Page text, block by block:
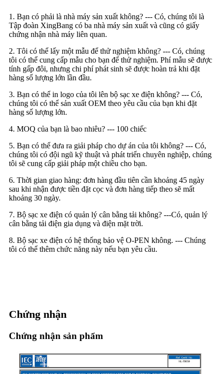
1. Bạn có phải là nhà máy sản xuất không? --- Có, chúng tôi là
Tập đoàn XingBang có ba nhà máy sản xuất và cũng có giấy
chứng nhận nhà máy liên quan.
2. Tôi có thể lấy một mẫu để thử nghiệm không? --- Có, chúng
tôi có thể cung cấp mẫu cho bạn để thử nghiệm. Phí mẫu sẽ được
tính gấp đôi, nhưng chi phí phát sinh sẽ được hoàn trả khi đặt
hàng số lượng lớn lần đầu.
3. Bạn có thể in logo của tôi lên bộ sạc xe điện không? --- Có,
chúng tôi có thể sản xuất OEM theo yêu cầu của bạn khi đặt
hàng số lượng lớn.
4. MOQ của bạn là bao nhiêu? --- 100 chiếc
5. Bạn có thể đưa ra giải pháp cho dự án của tôi không? --- Có,
chúng tôi có đội ngũ kỹ thuật và phát triển chuyên nghiệp, chúng
tôi sẽ cung cấp giải pháp một chiều cho bạn.
6. Thời gian giao hàng: đơn hàng đầu tiên cần khoảng 45 ngày
sau khi nhận được tiền đặt cọc và đơn hàng tiếp theo sẽ mất
khoảng 30 ngày.
7. Bộ sạc xe điện có quản lý cân bằng tải không? ---Có, quản lý
cân bằng tải điện gia dụng và điện mặt trời.
8. Bộ sạc xe điện có hệ thống bảo vệ O-PEN không. --- Chúng
tôi có thể thêm chức năng này nếu bạn yêu cầu.
Chứng nhận
Chứng nhận sản phẩm